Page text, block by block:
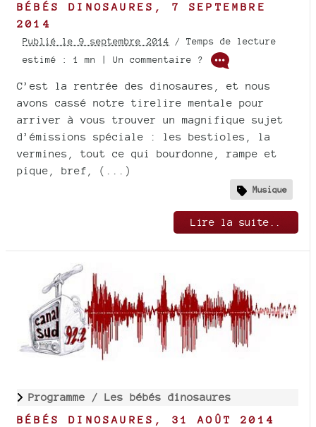
BÉBÉS DINOSAURES, 7 SEPTEMBRE
2014
Publié le 9 septembre 2014 / Temps de lecture
estimé : 1 mn | Un commentaire ?
C’est la rentrée des dinosaures, et nous
avons cassé notre tirelire mentale pour
arriver à vous trouver un magnifique sujet
d’émissions spéciale : les bestioles, la
vermines, tout ce qui bourdonne, rampe et
pique, bref, (...)
Musique
Lire la suite..
Programme / Les bébés dinosaures
BÉBÉS DINOSAURES, 31 AOÛT 2014